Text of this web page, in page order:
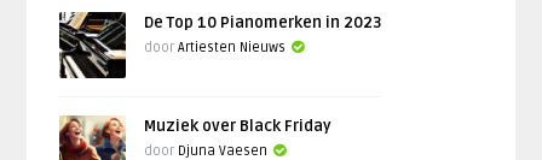
De Top 10 Pianomerken in 2023
doorArtiesten Nieuws
Muziek over Black Friday
door Djuna Vaesen